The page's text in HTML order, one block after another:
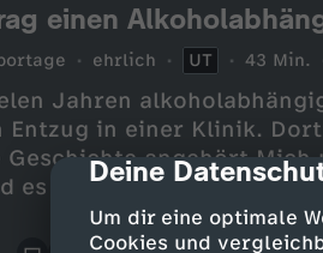
cmp-dialog-
Deine
Um dir eine optimale
Cookies und
einen
ehrlich UT 43 Min.
Jahren
Entzug in einer Klinik.
Geschichte angehört.Mich
es gibt noch so viele
alkoholabhängigen
leicht an Alkohol? Welche